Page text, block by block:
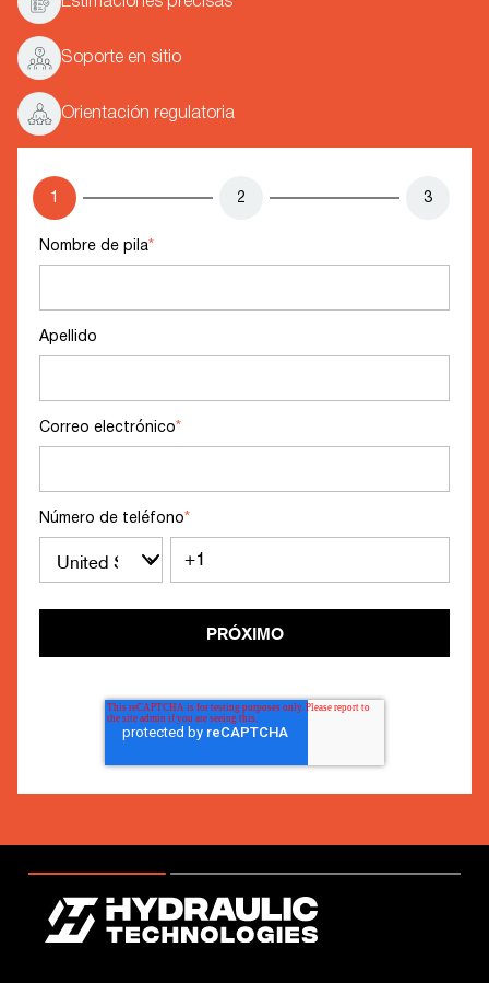
Soporte en sitio
Orientación regulatoria
1 2 3
Nombre de pila*
Apellido
Correo electrónico*
Número de teléfono*
PRÓXIMO